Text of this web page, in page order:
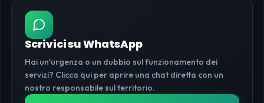
Scrivici su WhatsApp
Hai un'urgenza o un dubbio sul funzionamento dei
servizi? Clicca qui per aprire una chat diretta con un
nostro responsabile sul territorio.